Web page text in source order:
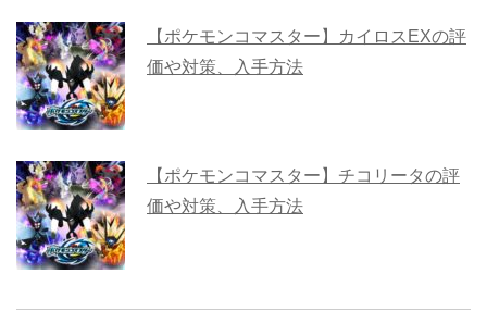
【ポケモンコマスター】カイロスEXの評
価や対策、入手方法
【ポケモンコマスター】チコリータの評
価や対策、入手方法